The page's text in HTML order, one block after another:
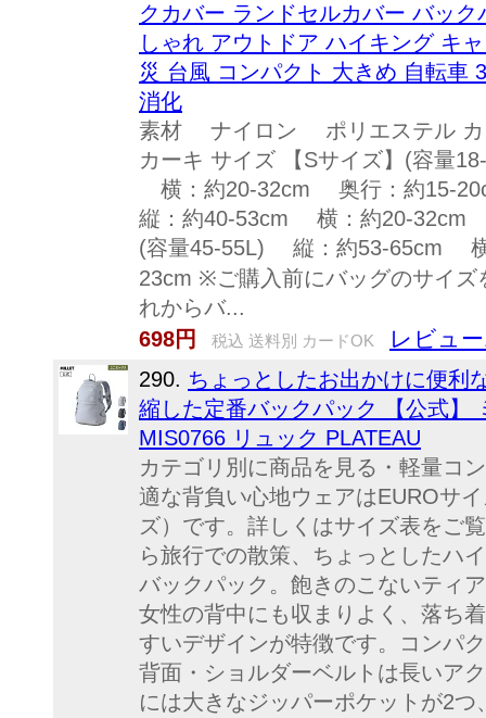
クカバー ランドセルカバー バッ
しゃれ アウトドア ハイキング キ
災 台風 コンパクト 大きめ 自転車
消化
素材 ナイロン ポリエステル カ
カーキ サイズ 【Sサイズ】(容量
横：約20-32cm 奥行：約15-
縦：約40-53cm 横：約20-32cm
(容量45-55L) 縦：約53-65cm
23cm ※ご購入前にバッグのサイ
れからバ...
698円
税込 送料別 カードOK レビュ
290. ちょっとしたお出かけに便利
縮した定番バックパック 【公式】
MIS0766 リュック PLATEAU
カテゴリ別に商品を見る・軽量コ
適な背負い心地ウェアはEUROサ
ズ）です。詳しくはサイズ表をご
ら旅行での散策、ちょっとしたハ
バックパック。飽きのこないティ
女性の背中にも収まりよく、落ち
すいデザインが特徴です。コンパ
背面・ショルダーベルトは長いア
には大きなジッパーポケットが2